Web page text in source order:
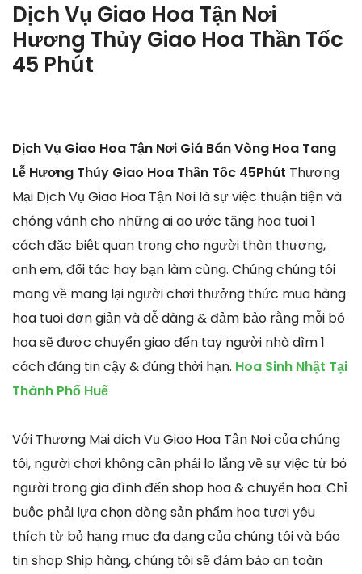
Dịch Vụ Giao Hoa Tận Nơi
Hương Thủy Giao Hoa Thần Tốc
45 Phút
Dịch Vụ Giao Hoa Tận Nơi Giá Bán Vòng Hoa Tang
Lễ Hương Thủy Giao Hoa Thần Tốc 45Phút Thương
Mại Dịch Vụ Giao Hoa Tận Nơi là sự việc thuận tiện và
chóng vánh cho những ai ao ước tặng hoa tuoi 1
cách đặc biệt quan trọng cho người thân thương,
anh em, đối tác hay bạn làm cùng. Chúng chúng tôi
mang về mang lại người chơi thưởng thức mua hàng
hoa tuoi đơn giản và dễ dàng & đảm bảo rằng mỗi bó
hoa sẽ được chuyển giao đến tay người nhà dìm 1
cách đáng tin cậy & đúng thời hạn. Hoa Sinh Nhật Tại
Thành Phố Huế
Với Thương Mại dịch Vụ Giao Hoa Tận Nơi của chúng
tôi, người chơi không cần phải lo lắng về sự việc từ bỏ
người trong gia đình đến shop hoa & chuyển hoa. Chỉ
buộc phải lựa chọn dòng sản phẩm hoa tươi yêu
thích từ bỏ hạng mục đa dạng của chúng tôi và báo
tin shop Ship hàng, chúng tôi sẽ đảm bảo an toàn